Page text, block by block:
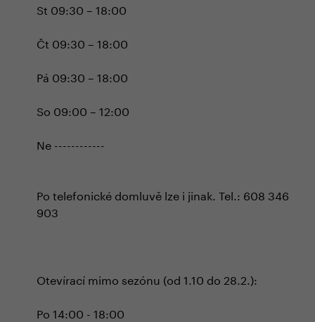
St 09:30 – 18:00
Čt 09:30 – 18:00
Pá 09:30 – 18:00
So 09:00 – 12:00
Ne ------------
Po telefonické domluvě lze i jinak. Tel.: 608 346
903
Otevírací mimo sezónu (od 1.10 do 28.2.):
Po 14:00 - 18:00